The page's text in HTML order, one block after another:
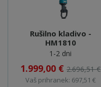
Rušilno kladivo -
HM1810
1-2 dni
1.999,00 €2.696,51 €
Vaš prihranek: 697,51 €